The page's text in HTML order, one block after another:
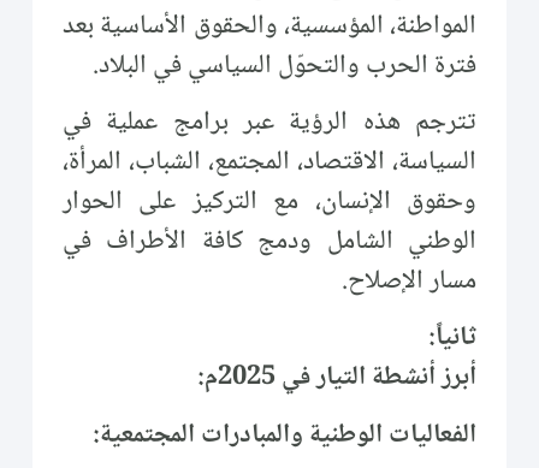
المواطنة، المؤسسية، والحقوق الأساسية بعد
فترة الحرب والتحوّل السياسي في البلاد.
تترجم هذه الرؤية عبر برامج عملية في
السياسة، الاقتصاد، المجتمع، الشباب، المرأة،
وحقوق الإنسان، مع التركيز على الحوار
الوطني الشامل ودمج كافة الأطراف في
مسار الإصلاح.
ثانياً:
أبرز أنشطة التيار في 2025م:
الفعاليات الوطنية والمبادرات المجتمعية: